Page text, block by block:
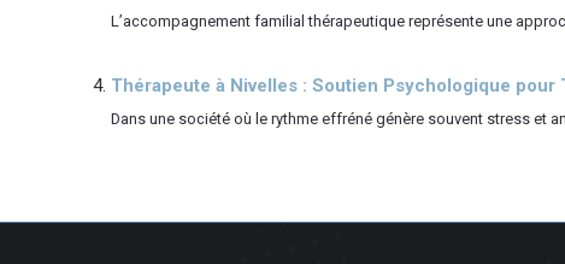
L’accompagnement familial thérapeutique représente une
Thérapeute à Nivelles : Soutien Psychologique
Dans une société où le rythme effréné génère souvent stress et